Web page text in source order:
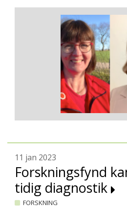
11 jan 2023
Forskningsfynd
tidig diagnostik
FORSKNING